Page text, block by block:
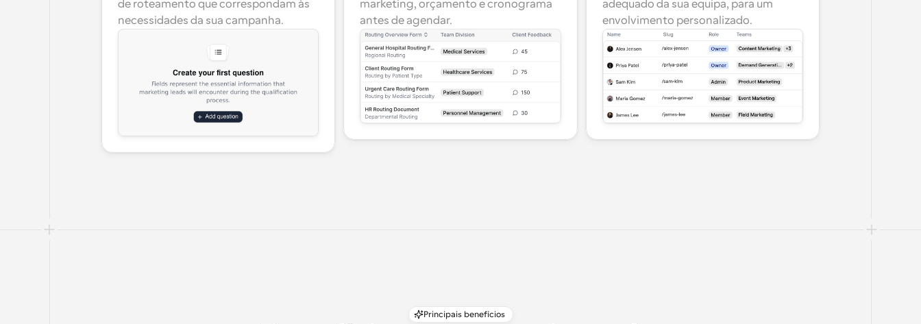
de roteamento que correspondam às
necessidades da sua campanha.
marketing, orçamento e cronograma
antes de agendar.
adequado da sua equipa, para um
envolvimento personalizado.
Principais benefícios